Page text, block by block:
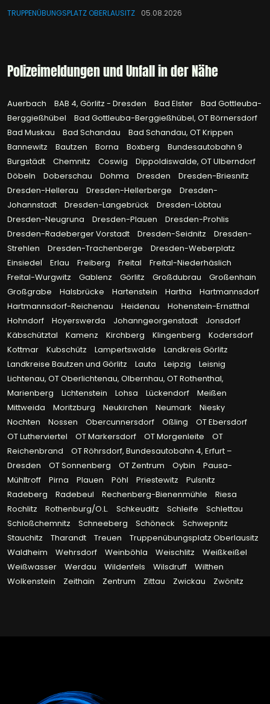
TRUPPENÜBUNGSPLATZ OBERLAUSITZ 05.08.2026
Polizeimeldungen und Unfall in der Nähe
Auerbach BAB 4, Görlitz - Dresden Bad Elster
Bad Gottleuba-
Berggießhübel
Bad Gottleuba-Berggießhübel, OT Börnersdorf
Bad Muskau
Bad Schandau
Bad Schandau, OT Krippen
Bannewitz
Bautzen Borna Boxberg
Bundesautobahn 9
Burgstädt
Chemnitz Coswig
Dippoldiswalde, OT Ulberndorf
Döbeln
Doberschau Dohma Dresden
Dresden-Briesnitz
Dresden-Hellerau
Dresden-Hellerberge
Dresden-
Johannstadt
Dresden-Langebrück
Dresden-Löbtau
Dresden-Neugruna
Dresden-Plauen
Dresden-Prohlis
Dresden-Radeberger Vorstadt
Dresden-Seidnitz
Dresden-
Strehlen
Dresden-Trachenberge
Dresden-Weberplatz
Einsiedel
Erlau Freiberg Freital
Freital-Niederhäslich
Freital-Wurgwitz
Gablenz Görlitz Großdubrau
Großenhain
Großgrabe
Halsbrücke Hartenstein Hartha
Hartmannsdorf
Hartmannsdorf-Reichenau
Heidenau
Hohenstein-Ernstthal
Hohndorf
Hoyerswerda Johanngeorgenstadt
Jonsdorf
Käbschütztal
Kamenz Kirchberg Klingenberg
Kodersdorf
Kottmar
Kubschütz Lampertswalde
Landkreis Görlitz
Landkreise Bautzen und Görlitz
Lauta Leipzig
Leisnig
Lichtenau, OT Oberlichtenau, Olbernhau, OT Rothenthal,
Marienberg
Lichtenstein Lohsa Lückendorf
Meißen
Mittweida
Moritzburg Neukirchen Neumark
Niesky
Nochten
Nossen Obercunnersdorf Oßling
OT Ebersdorf
OT Lutherviertel
OT Markersdorf OT Morgenleite
OT
Reichenbrand
OT Röhrsdorf, Bundesautobahn 4, Erfurt –
Dresden
OT Sonnenberg OT Zentrum Oybin
Pausa-
Mühltroff
Pirna Plauen Pöhl Priestewitz
Pulsnitz
Radeberg
Radebeul Rechenberg-Bienenmühle
Riesa
Rochlitz
Rothenburg/O.L. Schkeuditz Schleife
Schlettau
Schloßchemnitz
Schneeberg Schöneck
Schwepnitz
Stauchitz
Tharandt Treuen
Truppenübungsplatz Oberlausitz
Waldheim
Wehrsdorf Weinböhla Weischlitz
Weißkeißel
Weißwasser
Werdau Wildenfels Wilsdruff
Wilthen
Wolkenstein
Zeithain Zentrum Zittau Zwickau Zwönitz